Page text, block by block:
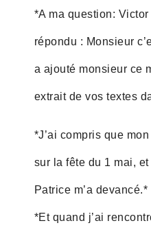
*A ma question:
répondu : Monsieur
a ajouté monsieur ce
extrait de vos textes
*J’ai compris que
sur la fête du 1 mai,
Patrice m’a devancé.*
*Et quand j’ai